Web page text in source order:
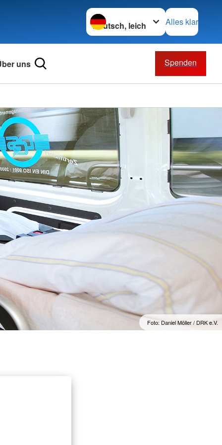
Sprache wechseln zu
Alles klar
uns Spenden
Foto: Daniel Möller / DRK e.V.